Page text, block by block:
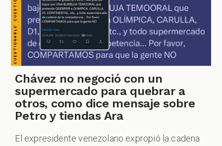
Chávez no negoció con un
supermercado para quebrar a
otros, como dice mensaje sobre
Petro y tiendas Ara
El expresidente venezolano expropió la cadena